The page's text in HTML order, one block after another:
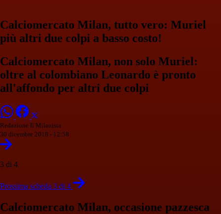
Calciomercato Milan, tutto vero: Muriel
più altri due colpi a basso costo!
Calciomercato Milan, non solo Muriel:
oltre al colombiano Leonardo è pronto
all'affondo per altri due colpi
Redazione Il Milanista
30 dicembre 2018 - 12:58
3 di 4
Prossima scheda 3 di 4
Calciomercato Milan, occasione pazzesca